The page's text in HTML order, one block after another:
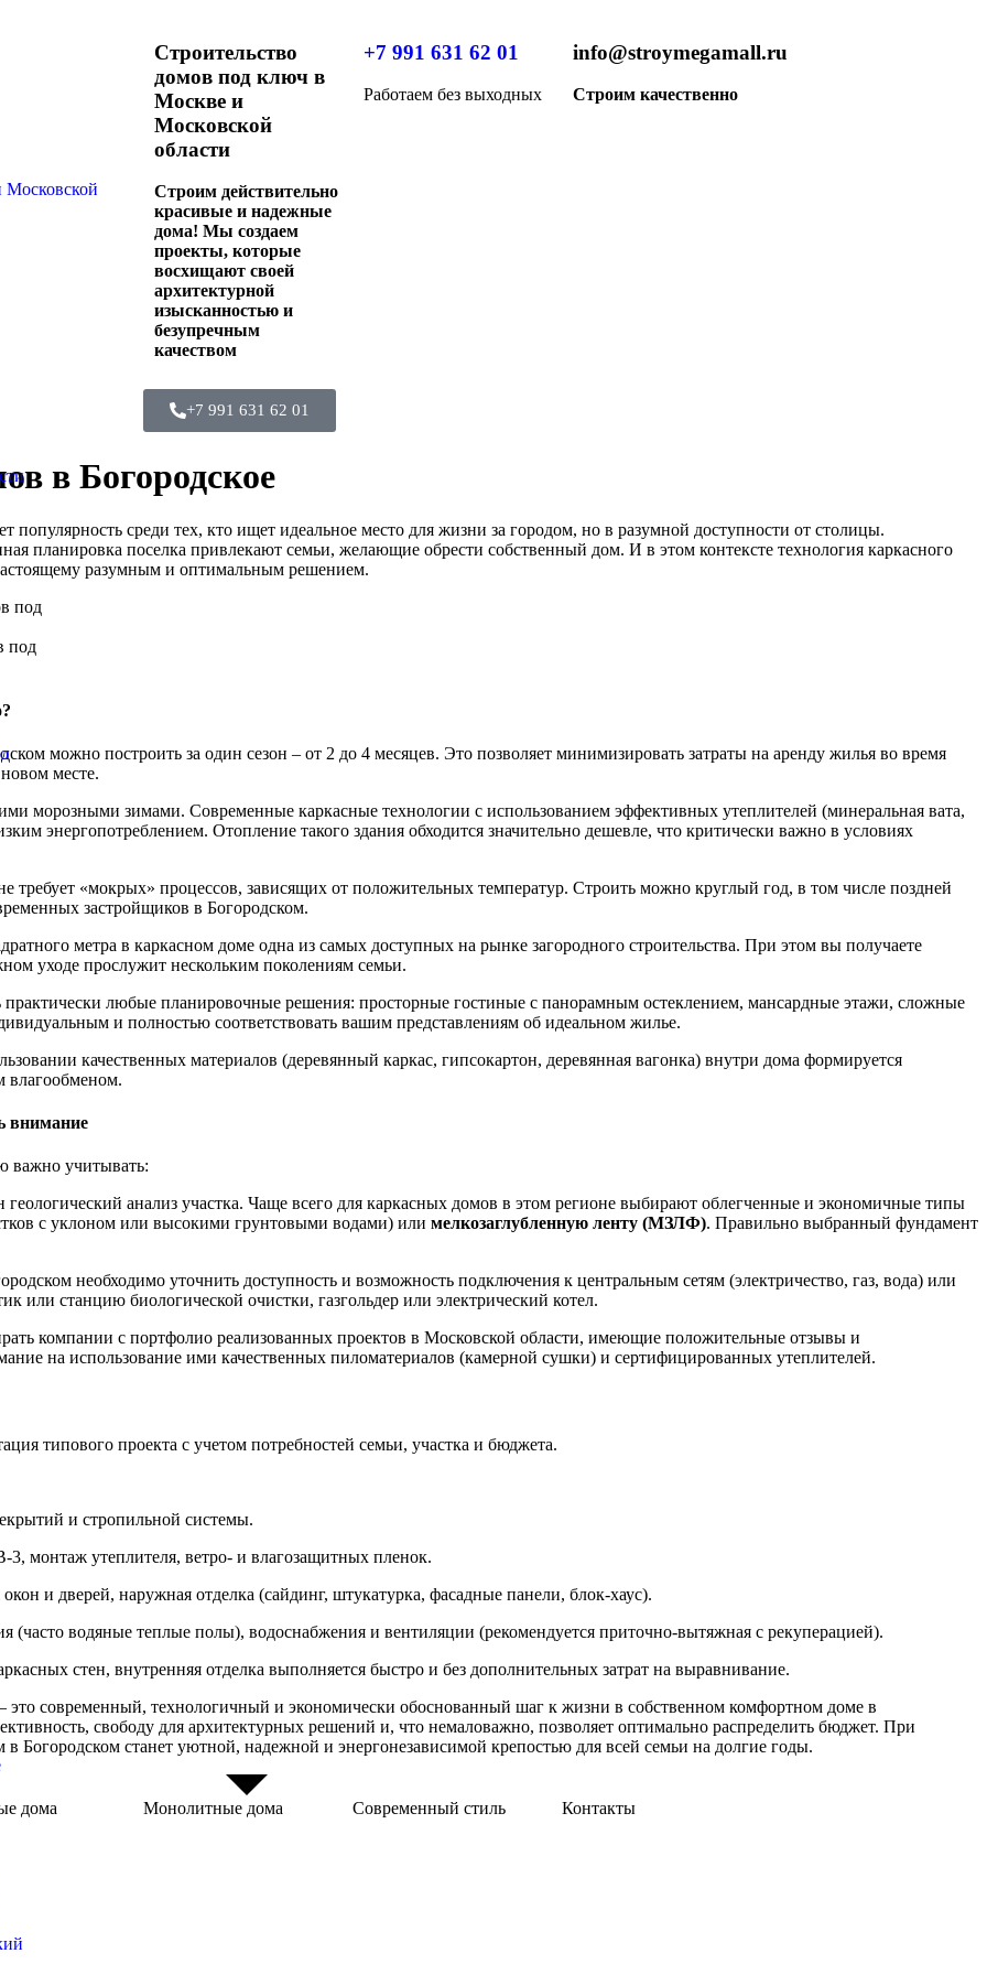
Строительство
домов под ключ в
Москве и
Московской
области
Строим действительно
красивые и надежные
дома! Мы создаем
проекты, которые
восхищают своей
архитектурной
изысканностью и
безупречным
качеством
+7 991 631 62 01
Работаем без выходных
info@stroymegamall.ru
Строим качественно
+7 991 631 62 01
в Богородское
популярность среди тех, кто ищет идеальное место для жизни за городом, но в разумной доступности от столицы.
планировка поселка привлекают семьи, желающие обрести собственный дом. И в этом контексте технология каркасного
разумным и оптимальным решением.
под
можно построить за один сезон – от 2 до 4 месяцев. Это позволяет минимизировать затраты на аренду жилья во время
месте.
морозными зимами. Современные каркасные технологии с использованием эффективных утеплителей (минеральная вата,
энергопотреблением. Отопление такого здания обходится значительно дешевле, что критически важно в условиях
требует «мокрых» процессов, зависящих от положительных температур. Строить можно круглый год, в том числе поздней
застройщиков в Богородском.
метра в каркасном доме одна из самых доступных на рынке загородного строительства. При этом вы получаете
уходе прослужит нескольким поколениям семьи.
практически любые планировочные решения: просторные гостиные с панорамным остеклением, мансардные этажи, сложные
и полностью соответствовать вашим представлениям об идеальном жилье.
качественных материалов (деревянный каркас, гипсокартон, деревянная вагонка) внутри дома формируется
влагообменом.
внимание
важно учитывать:
геологический анализ участка. Чаще всего для каркасных домов в этом регионе выбирают облегченные и экономичные типы
с уклоном или высокими грунтовыми водами) или мелкозаглубленную ленту (МЗЛФ). Правильно выбранный фундамент
необходимо уточнить доступность и возможность подключения к центральным сетям (электричество, газ, вода) или
или станцию биологической очистки, газгольдер или электрический котел.
компании с портфолио реализованных проектов в Московской области, имеющие положительные отзывы и
на использование ими качественных пиломатериалов (камерной сушки) и сертифицированных утеплителей.
типового проекта с учетом потребностей семьи, участка и бюджета.
и стропильной системы.
монтаж утеплителя, ветро- и влагозащитных пленок.
и дверей, наружная отделка (сайдинг, штукатурка, фасадные панели, блок-хаус).
(часто водяные теплые полы), водоснабжения и вентиляции (рекомендуется приточно-вытяжная с рекуперацией).
стен, внутренняя отделка выполняется быстро и без дополнительных затрат на выравнивание.
это современный, технологичный и экономически обоснованный шаг к жизни в собственном комфортном доме в
свободу для архитектурных решений и, что немаловажно, позволяет оптимально распределить бюджет. При
Богородском станет уютной, надежной и энергонезависимой крепостью для всей семьи на долгие годы.
дома Монолитные дома Современный стиль Контакты